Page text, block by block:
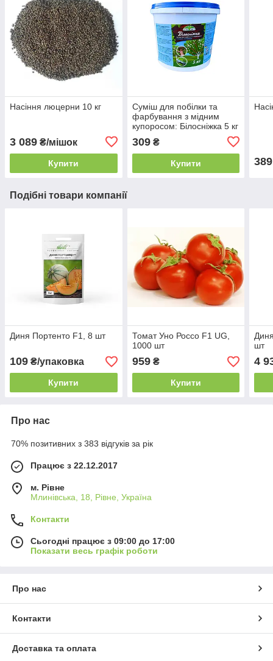
Насіння люцерни 10 кг
3 089 ₴/мішок
Купити
Суміш для побілки та
фарбування з мідним
купоросом: Білосніжка 5 кг
309₴
Купити 389
Подібні товари компанії
Диня Портенто F1, 8 шт
109 ₴/упаковка
Купити
Томат Уно Россо F1 UG,
1000 шт
959₴
Купити
шт
4
Про нас
70% позитивних з 383 відгуків за рік
Працює з 22.12.2017
м. Рівне
Млинівська, 18, Рівне, Україна
Контакти
Сьогодні працює з 09:00 до 17:00
Показати весь графік роботи
Про нас
Контакти
Доставка та оплата